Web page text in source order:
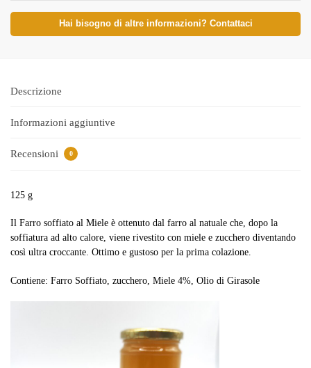
Hai bisogno di altre informazioni? Contattaci
Descrizione
Informazioni aggiuntive
Recensioni 0
125 g
Il Farro soffiato al Miele è ottenuto dal farro al natuale che, dopo la
soffiatura ad alto calore, viene rivestito con miele e zucchero diventando
così ultra croccante. Ottimo e gustoso per la prima colazione.
Contiene: Farro Soffiato, zucchero, Miele 4%, Olio di Girasole